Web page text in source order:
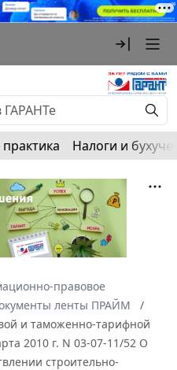
Налоги и
правовое
ленты ПРАЙМ
и таможенно-тарифной
2010 г. N 03-07-11/52 О
строительно-